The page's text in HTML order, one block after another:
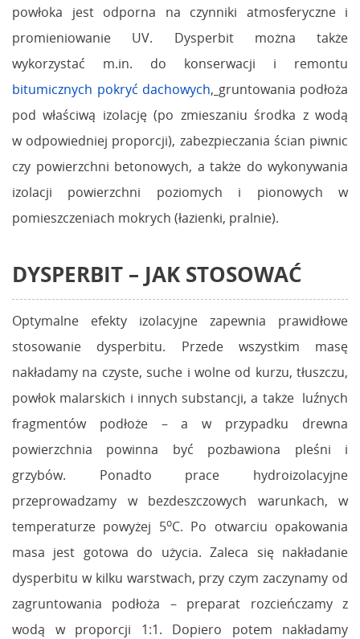
powłoka jest odporna na czynniki atmosferyczne i
promieniowanie UV. Dysperbit można także
wykorzystać m.in. do konserwacji i remontu
bitumicznych pokryć dachowych, gruntowania podłoża
pod właściwą izolację (po zmieszaniu środka z wodą
w odpowiedniej proporcji), zabezpieczania ścian piwnic
czy powierzchni betonowych, a także do wykonywania
izolacji powierzchni poziomych i pionowych w
pomieszczeniach mokrych (łazienki, pralnie).
DYSPERBIT – JAK STOSOWAĆ
Optymalne efekty izolacyjne zapewnia prawidłowe
stosowanie dysperbitu. Przede wszystkim masę
nakładamy na czyste, suche i wolne od kurzu, tłuszczu,
powłok malarskich i innych substancji, a także luźnych
fragmentów podłoże – a w przypadku drewna
powierzchnia powinna być pozbawiona pleśni i
grzybów. Ponadto prace hydroizolacyjne
przeprowadzamy w bezdeszczowych warunkach, w
temperaturze powyżej 5oC. Po otwarciu opakowania
masa jest gotowa do użycia. Zaleca się nakładanie
dysperbitu w kilku warstwach, przy czym zaczynamy od
zagruntowania podłoża – preparat rozcieńczamy z
wodą w proporcji 1:1. Dopiero potem nakładamy